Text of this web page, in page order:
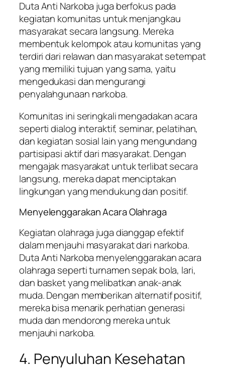
Duta Anti Narkoba juga berfokus pada
kegiatan komunitas untuk menjangkau
masyarakat secara langsung. Mereka
membentuk kelompok atau komunitas yang
terdiri dari relawan dan masyarakat setempat
yang memiliki tujuan yang sama, yaitu
mengedukasi dan mengurangi
penyalahgunaan narkoba.
Komunitas ini seringkali mengadakan acara
seperti dialog interaktif, seminar, pelatihan,
dan kegiatan sosial lain yang mengundang
partisipasi aktif dari masyarakat. Dengan
mengajak masyarakat untuk terlibat secara
langsung, mereka dapat menciptakan
lingkungan yang mendukung dan positif.
Menyelenggarakan Acara Olahraga
Kegiatan olahraga juga dianggap efektif
dalam menjauhi masyarakat dari narkoba.
Duta Anti Narkoba menyelenggarakan acara
olahraga seperti turnamen sepak bola, lari,
dan basket yang melibatkan anak-anak
muda. Dengan memberikan alternatif positif,
mereka bisa menarik perhatian generasi
muda dan mendorong mereka untuk
menjauhi narkoba.
4. Penyuluhan Kesehatan